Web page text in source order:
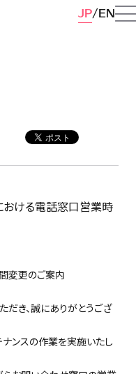
JP EN
ける電話窓口営業時
変更のご案内
だき、誠にありがとうござ
ンスの作業を実施いたし